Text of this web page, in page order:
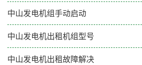
中山发电机组手动启动
中山发电机出租机组型号
中山发电机出租故障解决